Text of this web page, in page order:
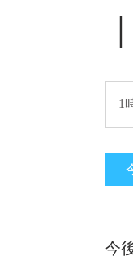
1
今